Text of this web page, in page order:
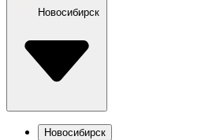
Новосибирск
Новосибирск